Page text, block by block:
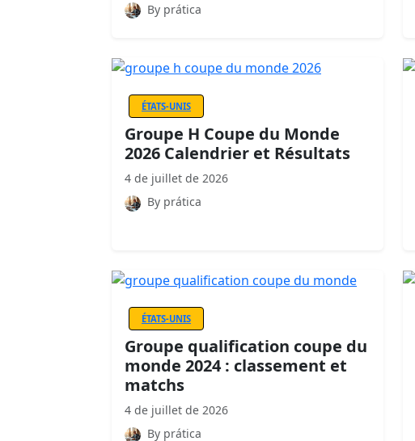
By prática
ÉTATS-UNIS
Groupe H Coupe du Monde
2026 Calendrier et Résultats
4 de juillet de 2026
By prática
ÉTATS-UNIS
Groupe qualification coupe du
monde 2024 : classement et
matchs
4 de juillet de 2026
By prática